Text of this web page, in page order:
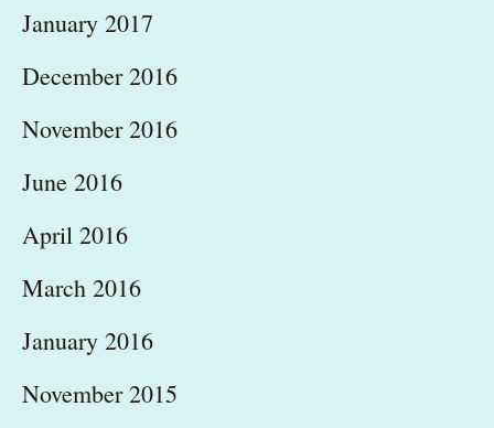
January 2017
December 2016
November 2016
June 2016
April 2016
March 2016
January 2016
November 2015